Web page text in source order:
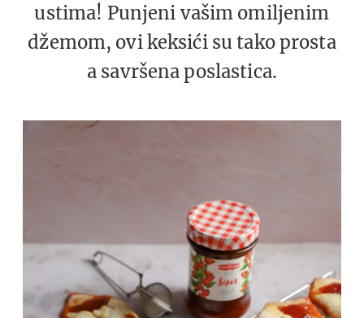
ustima! Punjeni vašim omiljenim
džemom, ovi keksići su tako prosta
a savršena poslastica.